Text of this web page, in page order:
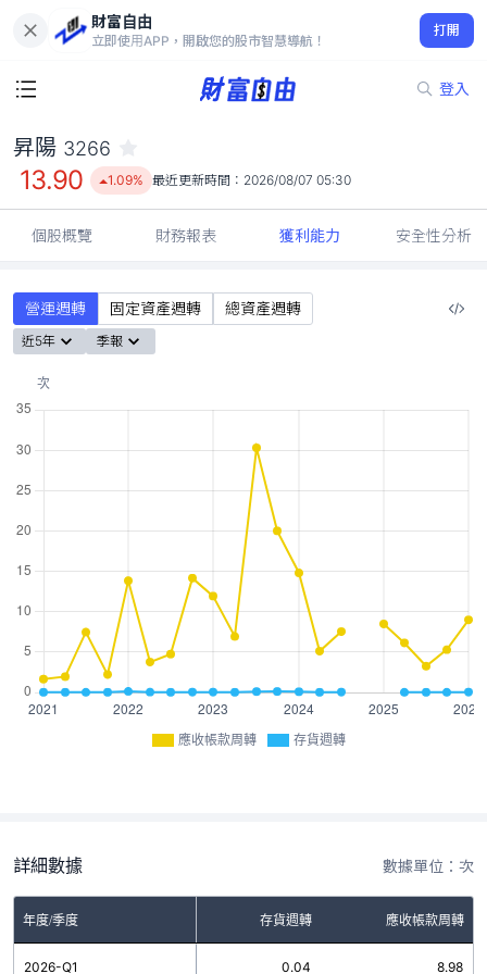
財富自由
立即使用APP，開啟您的股市智慧導航！
打開
登入
13.90
1.09%
昇陽 3266
13.90 1.09% 最近更新時間： 2026/08/07 05:30
個股概覽 財務報表 獲利能力 安全性分析
營運週轉 固定資產週轉 總資產週轉
近5年 季報
應收帳款周轉 存貨週轉
詳細數據 數據單位：次
年度/季度 存貨週轉 應收帳款周轉
2026-Q1 0.04 8.98